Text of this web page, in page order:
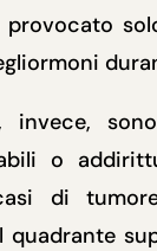
provocato
invece,
o
di
quadrante